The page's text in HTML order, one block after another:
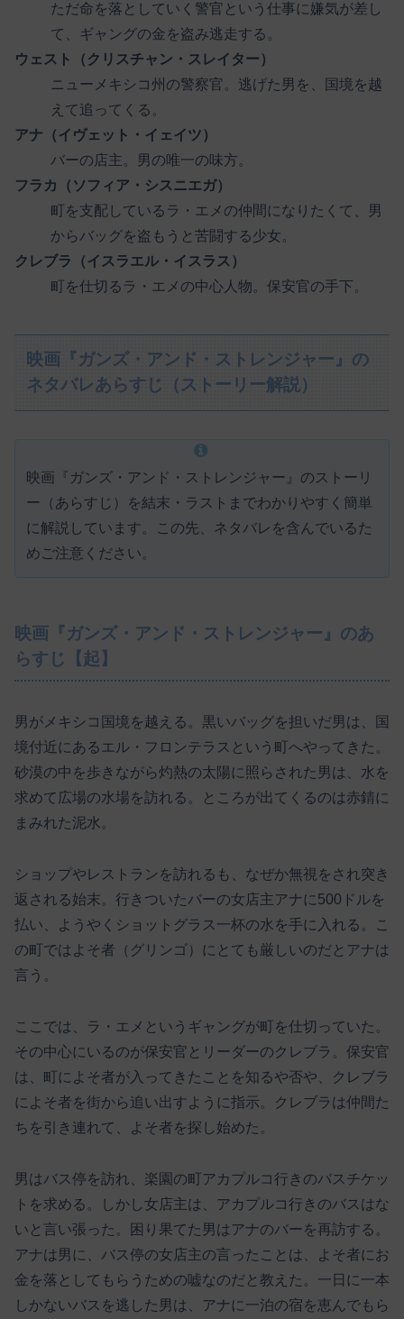
ただ命を落としていく警官という仕事に嫌気が差し
て、ギャングの金を盗み逃走する。
ウェスト（クリスチャン・スレイター）
ニューメキシコ州の警察官。逃げた男を、国境を越
えて追ってくる。
アナ（イヴェット・イェイツ）
バーの店主。男の唯一の味方。
フラカ（ソフィア・シスニエガ）
町を支配しているラ・エメの仲間になりたくて、男
からバッグを盗もうと苦闘する少女。
クレブラ（イスラエル・イスラス）
町を仕切るラ・エメの中心人物。保安官の手下。
映画『ガンズ・アンド・ストレンジャー』の
ネタバレあらすじ（ストーリー解説）
映画『ガンズ・アンド・ストレンジャー』のストーリ
ー（あらすじ）を結末・ラストまでわかりやすく簡単
に解説しています。この先、ネタバレを含んでいるた
めご注意ください。
映画『ガンズ・アンド・ストレンジャー』のあ
らすじ【起】
男がメキシコ国境を越える。黒いバッグを担いだ男は、国
境付近にあるエル・フロンテラスという町へやってきた。
砂漠の中を歩きながら灼熱の太陽に照らされた男は、水を
求めて広場の水場を訪れる。ところが出てくるのは赤錆に
まみれた泥水。
ショップやレストランを訪れるも、なぜか無視をされ突き
返される始末。行きついたバーの女店主アナに500ドルを
払い、ようやくショットグラス一杯の水を手に入れる。こ
の町ではよそ者（グリンゴ）にとても厳しいのだとアナは
言う。
ここでは、ラ・エメというギャングが町を仕切っていた。
その中心にいるのが保安官とリーダーのクレブラ。保安官
は、町によそ者が入ってきたことを知るや否や、クレブラ
によそ者を街から追い出すように指示。クレブラは仲間た
ちを引き連れて、よそ者を探し始めた。
男はバス停を訪れ、楽園の町アカプルコ行きのバスチケッ
トを求める。しかし女店主は、アカプルコ行きのバスはな
いと言い張った。困り果てた男はアナのバーを再訪する。
アナは男に、バス停の女店主の言ったことは、よそ者にお
金を落としてもらうための嘘なのだと教えた。一日に一本
しかないバスを逃した男は、アナに一泊の宿を恵んでもら